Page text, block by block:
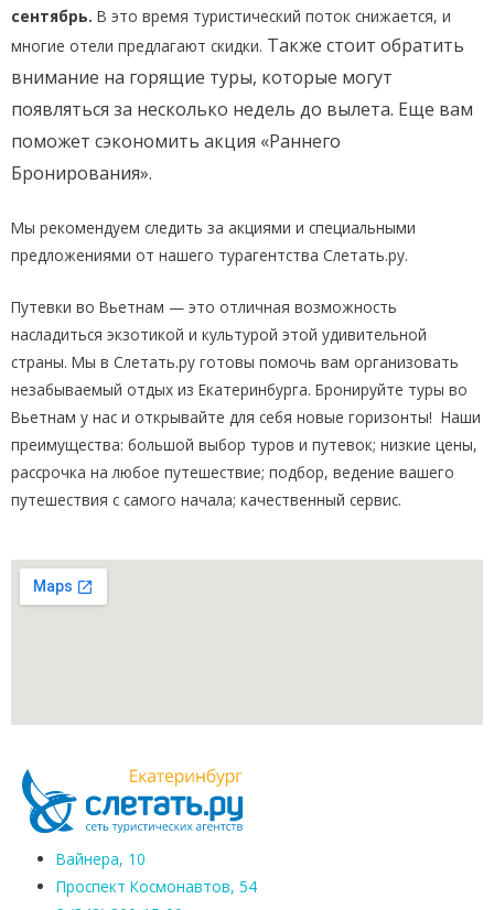
сентябрь. В это время туристический поток снижается, и
многие отели предлагают скидки. Также стоит обратить
внимание на горящие туры, которые могут
появляться за несколько недель до вылета. Еще вам
поможет сэкономить акция «Раннего
Бронирования».
Мы рекомендуем следить за акциями и специальными
предложениями от нашего турагентства Слетать.ру.
Путевки во Вьетнам — это отличная возможность
насладиться экзотикой и культурой этой удивительной
страны. Мы в Слетать.ру готовы помочь вам организовать
незабываемый отдых из Екатеринбурга. Бронируйте туры во
Вьетнам у нас и открывайте для себя новые горизонты! Наши
преимущества: большой выбор туров и путевок; низкие цены,
рассрочка на любое путешествие; подбор, ведение вашего
путешествия с самого начала; качественный сервис.
Вайнера, 10
Проспект Космонавтов, 54